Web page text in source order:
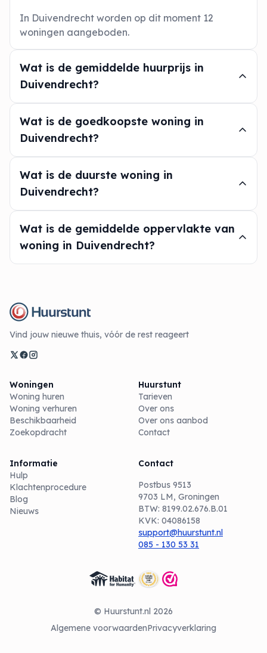
In Duivendrecht worden op dit moment 12
woningen aangeboden.
Wat is de gemiddelde huurprijs in
Duivendrecht?
Wat is de goedkoopste woning in
Duivendrecht?
Wat is de duurste woning in
Duivendrecht?
Wat is de gemiddelde oppervlakte van
woning in Duivendrecht?
Vind jouw nieuwe thuis, vóór de rest reageert
Woningen
Woning huren
Woning verhuren
Beschikbaarheid
Zoekopdracht
Huurstunt
Tarieven
Over ons
Over ons aanbod
Contact
Informatie
Hulp
Klachtenprocedure
Blog
Nieuws
Contact
Postbus 9513
9703 LM, Groningen
BTW: 8199.02.676.B.01
KVK: 04086158
support@huurstunt.nl
085 - 130 53 31
© Huurstunt.nl 2026
Algemene voorwaardenPrivacyverklaring